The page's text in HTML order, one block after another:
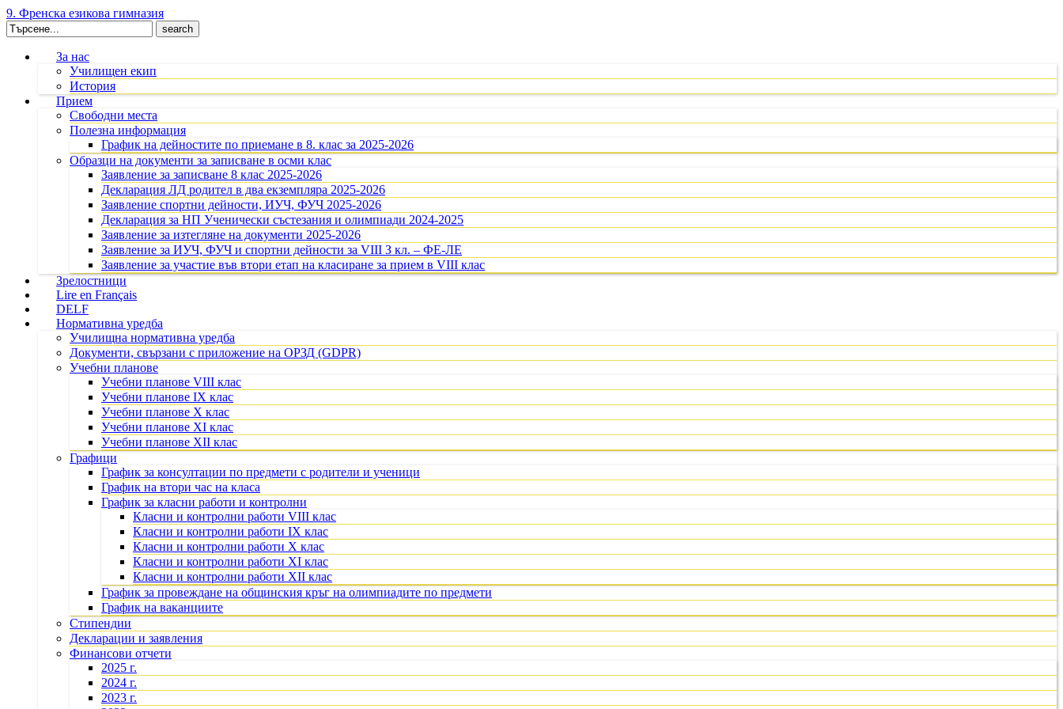
9. Френска езикова гимназия
Search
for:
За нас
Училищен екип
История
Прием
Свободни места
Полезна информация
График на дейностите по приемане в 8. клас за 2025-2026
Образци на документи за записване в осми клас
Заявление за записване 8 клас 2025-2026
Декларация ЛД родител в два екземпляра 2025-2026
Заявление спортни дейности, ИУЧ, ФУЧ 2025-2026
Декларация за НП Ученически състезания и олимпиади 2024-2025
Заявление за изтегляне на документи 2025-2026
Заявление за ИУЧ, ФУЧ и спортни дейности за VIII З кл. – ФЕ-ЛЕ
Заявление за участие във втори етап на класиране за прием в VIII клас
Зрелостници
Lire en Français
DELF
Нормативна уредба
Училищна нормативна уредба
Документи, свързани с приложение на ОРЗД (GDPR)
Учебни планове
Учебни планове VIII клас
Учебни планове IX клас
Учебни планове X клас
Учебни планове XI клас
Учебни планове XII клас
Графици
График за консултации по предмети с родители и ученици
График на втори час на класа
График за класни работи и контролни
Класни и контролни работи VIII клас
Класни и контролни работи IX клас
Класни и контролни работи X клас
Класни и контролни работи XI клас
Класни и контролни работи XII клас
График за провеждане на общинския кръг на олимпиадите по предмети
График на ваканциите
Стипендии
Декларации и заявления
Финансови отчети
2025 г.
2024 г.
2023 г.